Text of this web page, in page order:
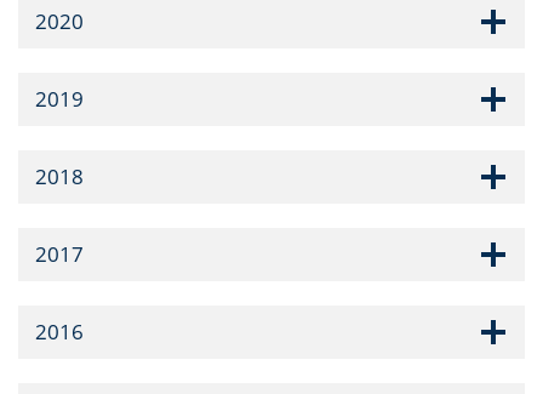
2020
2019
2018
2017
2016